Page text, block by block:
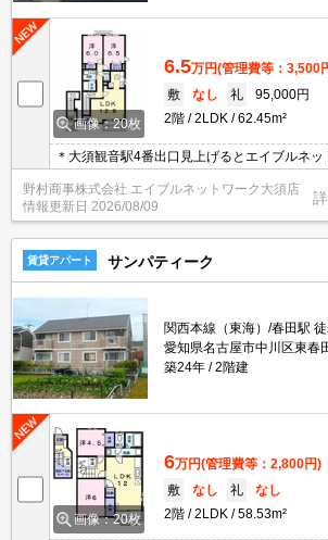
画像：20枚
6.5万円(管理費等：3,500
敷
なし 礼
95,000円
2階
2LDK 62.45m²
＊大須観音駅4番出口見上げるとエイブルネッ
野村商事株式会社 エイブルネットワーク大須店
情報更新日 2026/08/09
賃貸アパート サンパティーク
関西本線（東海）/春田駅
愛知県名古屋市中川区東春
築24年
2階建
画像：20枚
6万円(管理費等：2,800円)
敷
なし 礼
なし
2階
2LDK 58.53m²